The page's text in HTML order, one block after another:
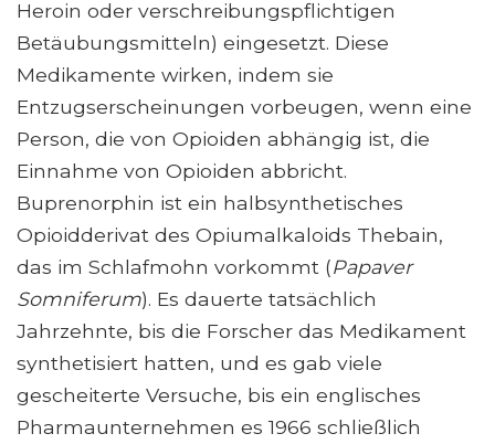
Heroin oder verschreibungspflichtigen
Betäubungsmitteln) eingesetzt. Diese
Medikamente wirken, indem sie
Entzugserscheinungen vorbeugen, wenn eine
Person, die von Opioiden abhängig ist, die
Einnahme von Opioiden abbricht.
Buprenorphin ist ein halbsynthetisches
Opioidderivat des Opiumalkaloids Thebain,
das im Schlafmohn vorkommt (Papaver
Somniferum). Es dauerte tatsächlich
Jahrzehnte, bis die Forscher das Medikament
synthetisiert hatten, und es gab viele
gescheiterte Versuche, bis ein englisches
Pharmaunternehmen es 1966 schließlich